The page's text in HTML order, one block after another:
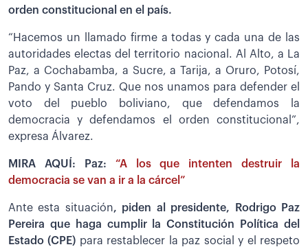
orden constitucional en el país.
“Hacemos un llamado firme a todas y cada una de las
autoridades electas del territorio nacional. Al Alto, a La
Paz, a Cochabamba, a Sucre, a Tarija, a Oruro, Potosí,
Pando y Santa Cruz. Que nos unamos para defender el
voto del pueblo boliviano, que defendamos la
democracia y defendamos el orden constitucional”,
expresa Álvarez.
MIRA AQUÍ: Paz: “A los que intenten destruir la
democracia se van a ir a la cárcel”
Ante esta situación, piden al presidente, Rodrigo Paz
Pereira que haga cumplir la Constitución Política del
Estado (CPE) para restablecer la paz social y el respeto